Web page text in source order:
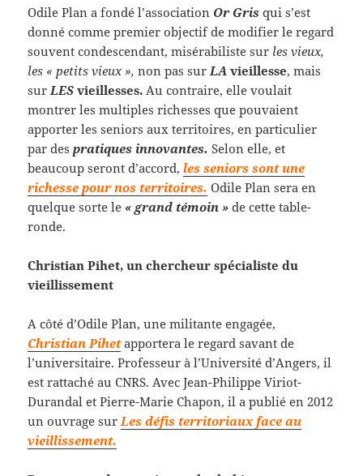
Odile Plan a fondé l’association Or Grisqui s’est
donné comme premier objectif de modifier le regard
souvent condescendant, misérabiliste sur les vieux,
les « petits vieux »,non pas sur LA vieillesse, mais
sur LES vieillesses. Au contraire, elle voulait
montrer les multiples richesses que pouvaient
apporter les seniors aux territoires, en particulier
par des pratiques innovantes. Selon elle, et
beaucoup seront d’accord,les seniors sont une
richesse pour nos territoires. Odile Plan sera en
quelque sorte le « grand témoin » de cette table-
ronde.
Christian Pihet, un chercheur spécialiste du
vieillissement
A côté d’Odile Plan, une militante engagée,
Christian Pihetapportera le regard savant de
l’universitaire. Professeur à l’Université d’Angers, il
est rattaché au CNRS. Avec Jean-Philippe Viriot-
Durandal et Pierre-Marie Chapon, il a publié en 2012
un ouvrage sur Les défis territoriaux face au
vieillissement.